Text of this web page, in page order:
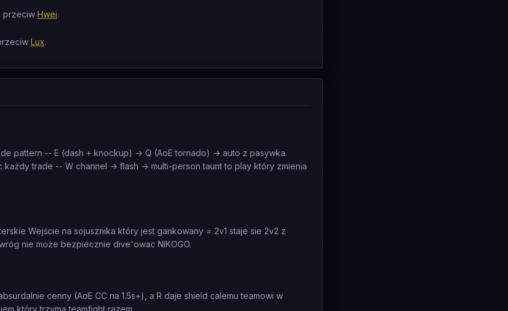
przeciw Hwei.
Lux.
pattern -- E (dash + knockup) -> Q (AoE tornado) -> auto z pasywka.
trade -- W channel -> flash -> multi-person taunt to play który zmienia
Wejście na sojusznika który jest gankowany = 2v1 staje sie 2v2 z
nie może bezpiecznie dive'owac NIKOGO.
cenny (AoE CC na 1.5s+), a R daje shield calemu teamowi w
który trzyma teamfight razem.